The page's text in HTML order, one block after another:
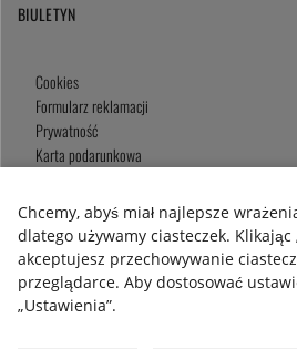
BIULETYN
Cookies
Formularz reklamacji
Prywatność
Karta podarunkowa
2026 KitchenLab AB
Chcemy, abyś miał najlepsze
dlatego używamy ciasteczek. Klikając
akceptujesz przechowywanie
przeglądarce. Aby dostosować
„Ustawienia”.